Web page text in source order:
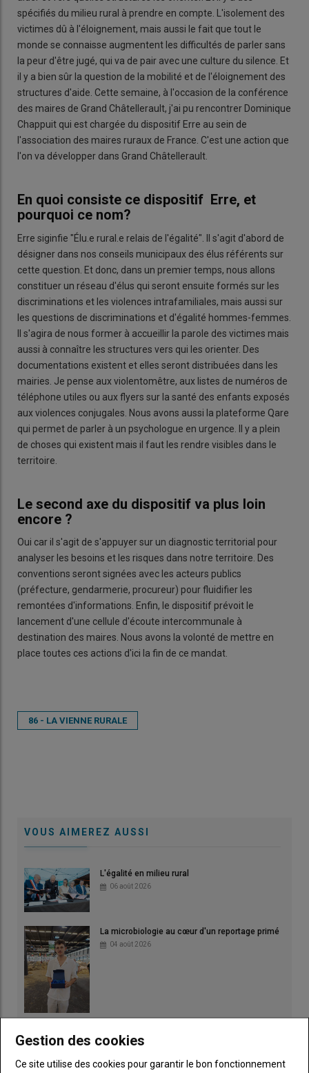
spécifiés du milieu rural à prendre en compte. L'isolement des
victimes dû à l'éloignement, mais aussi le fait que tout le
monde se connaisse augmentent les difficultés de parler sans
la peur d'être jugé, qui va de pair avec une culture du silence. Et
il y a bien sûr la question de la mobilité et de l'éloignement des
structures d'aide. Cette semaine, à l'occasion de la conférence
des maires de Grand Châtellerault, j'ai pu rencontrer Dominique
Chappuit qui est chargée du dispositif Erre au sein de
l'association des maires ruraux de France. C'est une action que
l'on va développer dans Grand Châtellerault.
En quoi consiste ce dispositif Erre, et
pourquoi ce nom?
Erre siginfie "Élu.e rural.e relais de l'égalité". Il s'agit d'abord de
désigner dans nos conseils municipaux des élus référents sur
cette question. Et donc, dans un premier temps, nous allons
constituer un réseau d'élus qui seront ensuite formés sur les
discriminations et les violences intrafamiliales, mais aussi sur
les questions de discriminations et d'égalité hommes-femmes.
Il s'agira de nous former à accueillir la parole des victimes mais
aussi à connaître les structures vers qui les orienter. Des
documentations existent et elles seront distribuées dans les
mairies. Je pense aux violentomêtre, aux listes de numéros de
téléphone utiles ou aux flyers sur la santé des enfants exposés
aux violences conjugales. Nous avons aussi la plateforme Qare
qui permet de parler à un psychologue en urgence. Il y a plein
de choses qui existent mais il faut les rendre visibles dans le
territoire.
Le second axe du dispositif va plus loin
encore ?
Oui car il s'agit de s'appuyer sur un diagnostic territorial pour
analyser les besoins et les risques dans notre territoire. Des
conventions seront signées avec les acteurs publics
(préfecture, gendarmerie, procureur) pour fluidifier les
remontées d'informations. Enfin, le dispositif prévoit le
lancement d'une cellule d'écoute intercommunale à
destination des maires. Nous avons la volonté de mettre en
place toutes ces actions d'ici la fin de ce mandat.
86 - LA VIENNE RURALE
VOUS AIMEREZ AUSSI
L'égalité en milieu rural
06 août 2026
La microbiologie au cœur d'un reportage primé
04 août 2026
Irrigation : fortes chaleurs et rendements
amputés
03 août 2026
Gestion des cookies
Ce site utilise des cookies pour garantir le bon fonctionnement